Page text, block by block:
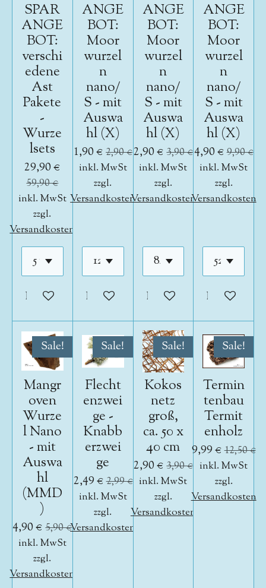
SPAR
ANGE
BOT:
verschi
edene
Ast
Pakete
-
Wurze
lsets
29,90 €
59,90 €
inkl. MwSt
zzgl.
Versandkosten
In den Warenkorb
ANGE
BOT:
Moor
wurzel
n
nano/
S - mit
Auswa
hl (X)
1,90 € 2,90 €
inkl. MwSt
zzgl.
Versandkosten
In den Warenkorb
ANGE
BOT:
Moor
wurzel
n
nano/
S - mit
Auswa
hl (X)
2,90 € 3,90 €
inkl. MwSt
zzgl.
Versandkosten
In den Warenkorb
ANGE
BOT:
Moor
wurzel
n
nano/
S - mit
Auswa
hl (X)
4,90 €9,90 €
inkl. MwSt
zzgl.
Versandkosten
In den
Sale!
Mangr
oven
Wurze
l Nano
- mit
Auswa
hl
(MMD
)
4,90 € 5,90 €
inkl. MwSt
zzgl.
Versandkosten
Sale!
Flecht
enzwei
ge -
Knabb
erzwei
ge
2,49 €2,99 €
inkl. MwSt
zzgl.
Versandkosten
Sale!
Kokos
netz
groß,
ca. 50 x
40 cm
2,90 € 3,90 €
inkl. MwSt
zzgl.
Versandkosten
Sale!
Termin
tenbau
Termit
enholz
9,99 €12,50 €
inkl. MwSt
zzgl.
Versandkosten